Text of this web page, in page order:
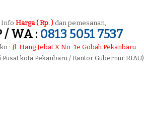
Info Harga ( Rp. ) dan pemesanan,
/ WA : 0813 5051 7537
: Jl. Hang Jebat X No. 1e Gobah Pekanbaru
kota Pekanbaru / Kantor Gubernur RIAU)